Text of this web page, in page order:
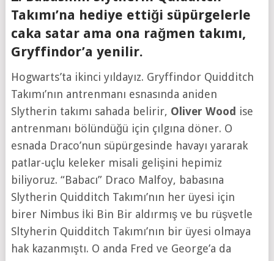
Takımı’na hediye ettiği süpürgelerle
caka satar ama ona rağmen takımı,
Gryffindor’a yenilir.
Hogwarts’ta ikinci yıldayız. Gryffindor Quidditch
Takımı’nın antrenmanı esnasında aniden
Slytherin takımı sahada belirir, Oliver Wood ise
antrenmanı bölündüğü için çılgına döner. O
esnada Draco’nun süpürgesinde havayı yararak
patlar-uçlu keleker misali gelişini hepimiz
biliyoruz. “Babacı” Draco Malfoy, babasına
Slytherin Quidditch Takımı’nın her üyesi için
birer Nimbus İki Bin Bir aldırmış ve bu rüşvetle
Sltyherin Quidditch Takımı’nın bir üyesi olmaya
hak kazanmıştı. O anda Fred ve George’a da